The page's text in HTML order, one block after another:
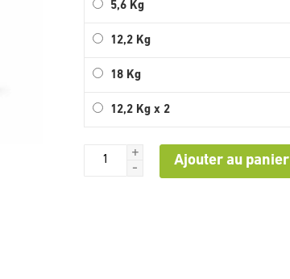
5,6 Kg
12,2 Kg
18 Kg
12,2 Kg x 2
+
-
Ajouter au panier